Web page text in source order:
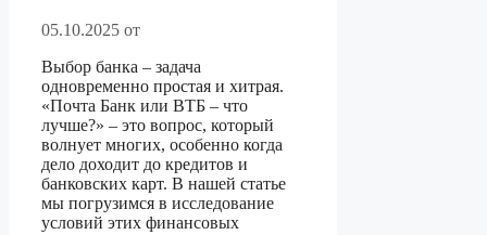
05.10.2025 от
Выбор банка – задача
одновременно простая и хитрая.
«Почта Банк или ВТБ – что
лучше?» – это вопрос, который
волнует многих, особенно когда
дело доходит до кредитов и
банковских карт. В нашей статье
мы погрузимся в исследование
условий этих финансовых